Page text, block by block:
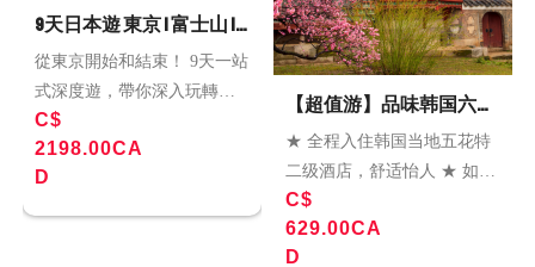
9天日本遊 東京 | 富士山 |
大阪 | 京都 | 神戶 | 岡山 | 廣
島
從東京開始和結束！ 9天一站
式深度遊，帶你深入玩轉日
本、東京。 9天全日本之旅，
包含酒店住宿，行程內之交
通，以及專業導遊解説。 包
C$
2198.00CA
D
【超值游】品味韩国六天
五晚
★ 全程入住韩国当地五花特
二级酒店，舒适怡人 ★ 如诗
如画的【雪岳山国家公园】
★ 非语言公演CHEF拌饭秀：
一场颠覆大家想像的街舞口
C$
629.00CA
D